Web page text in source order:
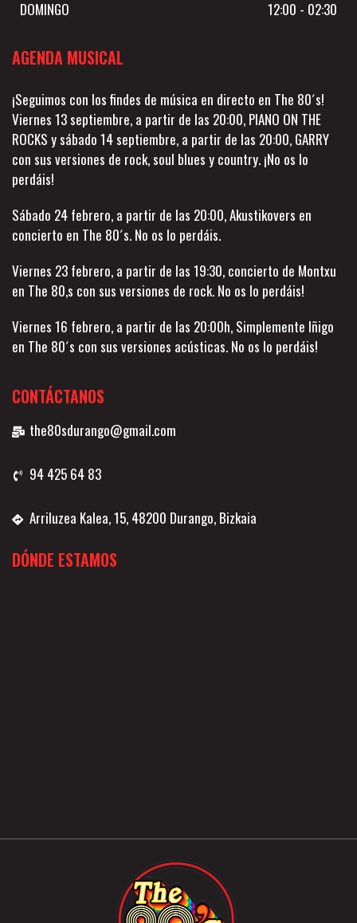
DOMINGO
12:00 - 02:30
AGENDA MUSICAL
¡Seguimos con los findes de música en directo en The 80´s!
Viernes 13 septiembre, a partir de las 20:00, PIANO ON THE
ROCKS y sábado 14 septiembre, a partir de las 20:00, GARRY
con sus versiones de rock, soul blues y country. ¡No os lo
perdáis!
Sábado 24 febrero, a partir de las 20:00, Akustikovers en
concierto en The 80´s. No os lo perdáis.
Viernes 23 febrero, a partir de las 19:30, concierto de Montxu
en The 80,s con sus versiones de rock. No os lo perdáis!
Viernes 16 febrero, a partir de las 20:00h, Simplemente Iñigo
en The 80´s con sus versiones acústicas. No os lo perdáis!
CONTÁCTANOS
the80sdurango@gmail.com
94 425 64 83
Arriluzea Kalea, 15, 48200 Durango, Bizkaia
DÓNDE ESTAMOS